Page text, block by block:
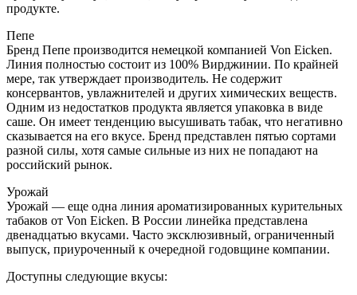
продукте.
Пепе
Бренд Пепе производится немецкой компанией Von Eicken.
Линия полностью состоит из 100% Вирджинии. По крайней
мере, так утверждает производитель. Не содержит
консервантов, увлажнителей и других химических веществ.
Одним из недостатков продукта является упаковка в виде
саше. Он имеет тенденцию высушивать табак, что негативно
сказывается на его вкусе. Бренд представлен пятью сортами
разной силы, хотя самые сильные из них не попадают на
российский рынок.
Урожай
Урожай — еще одна линия ароматизированных курительных
табаков от Von Eicken. В России линейка представлена
двенадцатью вкусами. Часто эксклюзивный, ограниченный
выпуск, приуроченный к очередной годовщине компании.
Доступны следующие вкусы: